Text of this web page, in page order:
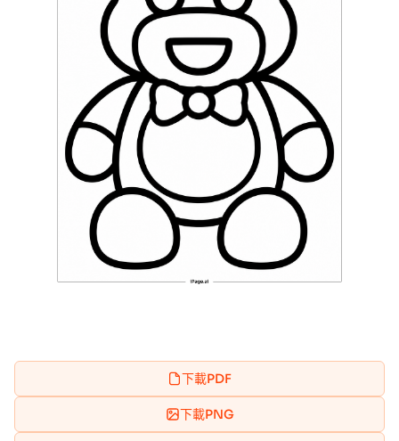
下載PDF
下載PNG